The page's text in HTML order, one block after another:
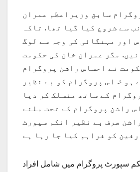
سابق وزیراعظم عمران
سے شروع کیا گیا تھا. تاکہ
اور مہنگائی کی وجہ سے لوگ
مگر عمران خان کی حکومت
نے احساس راشن پروگرام
ہوۓ. اس پروگرام کو بے نظیر
کے ساتھ منسلک کر دیا
راشن پروگرام کے تحت ملنے
راشن صرف بے نظیر انکم سپورٹ
سپورٹ پروگرام میں شامل افراد